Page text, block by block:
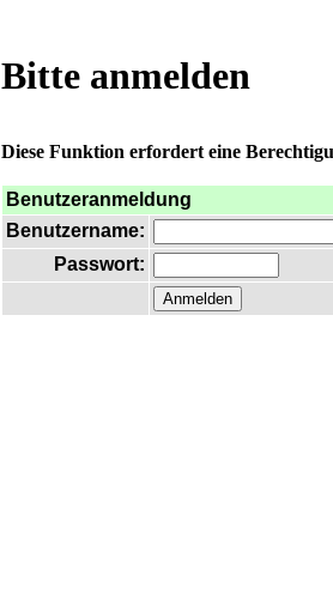
Bitte anmelden
Diese Funktion erfordert eine
Benutzeranmeldung
Benutzername:
Passwort: